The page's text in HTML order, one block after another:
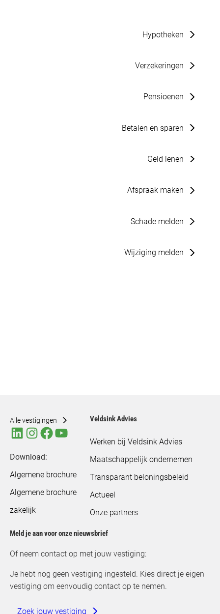
Hypotheken
Verzekeringen
Pensioenen
Betalen en sparen
Geld lenen
Afspraak maken
Schade melden
Wijziging melden
Alle vestigingen
Download:
Algemene brochure
Algemene brochure
zakelijk
Veldsink Advies
Werken bij Veldsink Advies
Maatschappelijk ondernemen
Transparant beloningsbeleid
Actueel
Onze partners
Meld je aan voor onze nieuwsbrief
Of neem contact op met jouw vestiging:
Je hebt nog geen vestiging ingesteld. Kies direct je eigen
vestiging om eenvoudig contact op te nemen.
Zoek jouw vestiging